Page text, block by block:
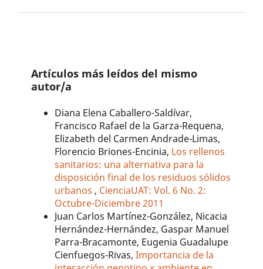
Artículos más leídos del mismo
autor/a
Diana Elena Caballero-Saldívar,
Francisco Rafael de la Garza-Requena,
Elizabeth del Carmen Andrade-Limas,
Florencio Briones-Encinia, Los rellenos
sanitarios: una alternativa para la
disposición final de los residuos sólidos
urbanos , CienciaUAT: Vol. 6 No. 2:
Octubre-Diciembre 2011
Juan Carlos Martínez-González, Nicacia
Hernández-Hernández, Gaspar Manuel
Parra-Bracamonte, Eugenia Guadalupe
Cienfuegos-Rivas,Importancia de la